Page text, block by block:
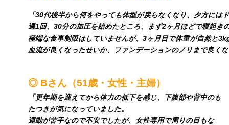
「30代後半から何をやっても体型が戻らなくなり、夕方には
週1回、30分の加圧を始めたところ、まず2ヶ月ほどで寝起き
極端な食事制限はしていませんが、3ヶ月目で体重が自然と
血流が良くなったせいか、ファンデーションのノリまで良く
◎ Bさん（51歳・女性・主婦）
「更年期を迎えてから体力の低下を感じ、下腹部や背中のも
たつきが気になっていました。
運動が苦手なので不安でしたが、女性専用で周りの目もな